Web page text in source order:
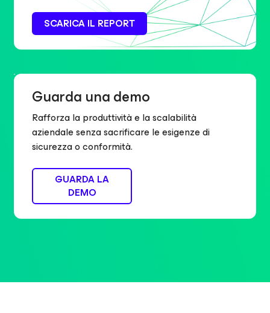
SCARICA IL REPORT
Guarda una demo
Rafforza la produttività e la scalabilità
aziendale senza sacrificare le esigenze di
sicurezza o conformità.
GUARDA LA
DEMO